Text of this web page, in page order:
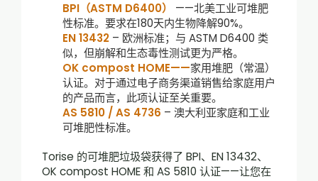
BPI（ASTM D6400）
——北美工业可堆肥
性标准。要求在180天内生物降解90%。
EN 13432 – 欧洲标准；与 ASTM D6400 类
似，但崩解和生态毒性测试更为严格。
OK compost HOME——家用堆肥（常温）
认证。对于通过电子商务渠道销售给家庭用户
的产品而言，此项认证至关重要。
AS 5810 / AS 4736 – 澳大利亚家庭和工业
可堆肥性标准。
Torise 的可堆肥垃圾袋获得了 BPI、EN 13432、
OK compost HOME 和 AS 5810 认证——让您在